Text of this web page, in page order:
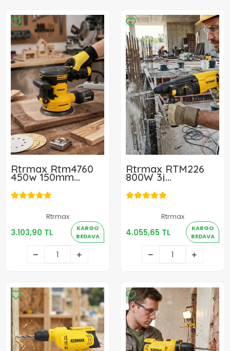
Rtrmax Rtm4760
450w 150mm
Eksantrik Elektrikli
Zımpara
Rtrmax
3.103,90 TL
KARGO
BEDAVA
3.103,90 TL
Sepete Ekle
Rtrmax RTM226
800W 3j
Elektropnömatik
SDS Plus Elekrikli
Kırıcı Delici Matkap
Rtrmax
4.055,65 TL
KARGO
BEDAVA
4.055,65 TL
Sepete Ekle